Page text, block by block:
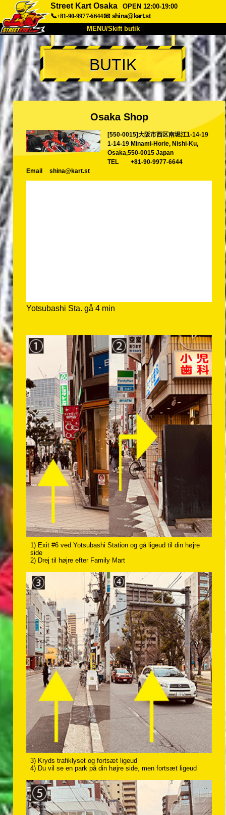
Street Kart Osaka
OPEN 12:00-19:00
📞+81-90-9977-6644📧 shina@kart.st
MENU/Skift butik
TOP
Om Specifikationer Pris
Adgang Stemme FAQ
Virksomhed Booking
Skift butik
Tokyo Shinagawa Tokyo Akihabara#1
Tokyo Akihabara#2 Tokyo Shibuya
Tokyo Shibuya Annex
BUTIK
Osaka Shop
[550-0015]大阪市西区南堀江1-14-19
1-14-19 Minami-Horie, Nishi-Ku,
Osaka,550-0015 Japan
TEL
+81-90-9977-6644
Email
shina@kart.st
Yotsubashi Sta. gå 4 min
1) Exit #6 ved Yotsubashi Station og gå ligeud til din højre
side
2) Drej til højre efter Family Mart
3) Kryds trafiklyset og fortsæt ligeud
4) Du vil se en park på din højre side, men fortsæt ligeud